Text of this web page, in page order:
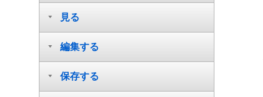
見る
編集する
保存する